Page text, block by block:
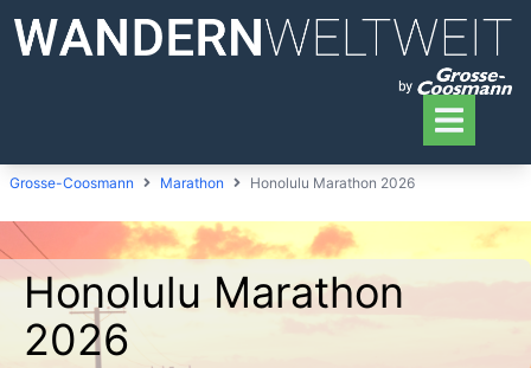
Grosse-Coosmann Marathon Honolulu Marathon 2026
Honolulu Marathon
2026